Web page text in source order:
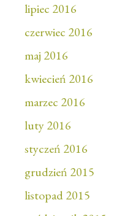
lipiec 2016
czerwiec 2016
maj 2016
kwiecień 2016
marzec 2016
luty 2016
styczeń 2016
grudzień 2015
listopad 2015